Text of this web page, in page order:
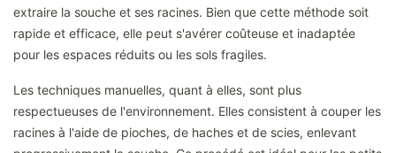
extraire la souche et ses racines. Bien que cette méthode soit
rapide et efficace, elle peut s'avérer coûteuse et inadaptée
pour les espaces réduits ou les sols fragiles.
Les techniques manuelles, quant à elles, sont plus
respectueuses de l'environnement. Elles consistent à couper les
racines à l'aide de pioches, de haches et de scies, enlevant